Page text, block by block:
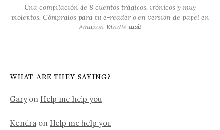
Una compilación de 8 cuentos trágicos, irónicos y muy
violentos. Cómpralos para tu e-reader o en versión de papel en
Amazon Kindle acá!
WHAT ARE THEY SAYING?
Gary on Help me help you
Kendra on Help me help you